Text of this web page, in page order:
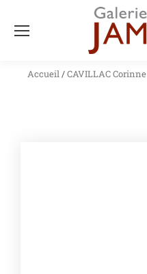
Accueil/CAVILLAC Corinne